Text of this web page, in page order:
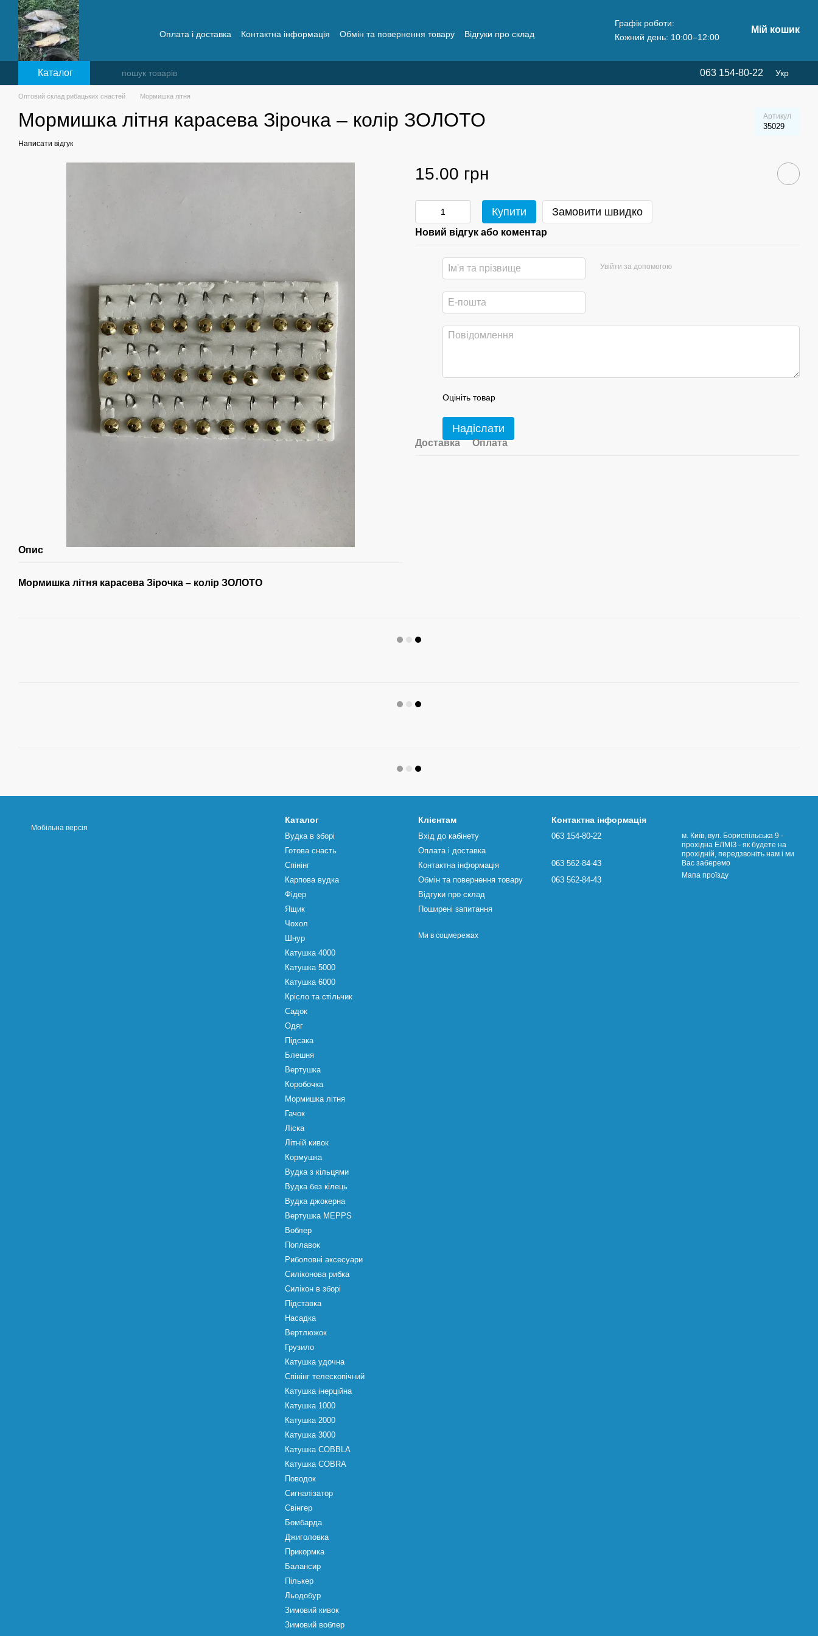
Перейти до основного контенту
Оплата і доставка Контактна інформація Обмін та повернення товару
Відгуки про склад
Графік роботи:
Кожний день: 10:00–12:00
Мій кошик
Каталог 063 154-80-22 Укр
Оптовий склад рибацьких снастей Мормишка літня
Мормишка літня карасева Зірочка – колір ЗОЛОТО Артикул
35029
Написати відгук
Опис
Мормишка літня карасева Зірочка – колір ЗОЛОТО
15.00 грн
Купити Замовити швидко
Новий відгук або коментар
Увійти за допомогою
Оцініть товар
Надіслати
Доставка Оплата
Мобільна версія
Каталог
Вудка в зборі
Готова снасть
Спінінг
Карпова вудка
Фідер
Ящик
Чохол
Шнур
Катушка 4000
Катушка 5000
Катушка 6000
Крісло та стільчик
Садок
Одяг
Підсака
Блешня
Вертушка
Коробочка
Мормишка літня
Гачок
Ліска
Літній кивок
Кормушка
Вудка з кільцями
Вудка без кілець
Вудка джокерна
Вертушка MEPPS
Воблер
Поплавок
Риболовні аксесуари
Силіконова рибка
Силікон в зборі
Підставка
Насадка
Вертлюжок
Грузило
Катушка удочна
Спінінг телескопічний
Катушка інерційна
Катушка 1000
Катушка 2000
Катушка 3000
Катушка COBBLA
Катушка COBRA
Поводок
Сигналізатор
Свінгер
Бомбарда
Джиголовка
Прикормка
Балансир
Пількер
Льодобур
Зимовий кивок
Зимовий воблер
Клієнтам
Вхід до кабінету
Оплата і доставка
Контактна інформація
Обмін та повернення товару
Відгуки про склад
Поширені запитання
Ми в соцмережах
Контактна інформація
063 154-80-22
063 562-84-43
063 562-84-43
м. Київ, вул. Бориспільська 9 -
прохідна ЕЛМІЗ - як будете на
прохідній, передзвоніть нам і ми
Вас заберемо
Мапа проїзду